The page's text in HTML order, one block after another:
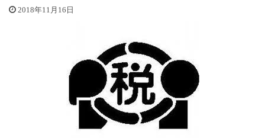
2018年11月16日